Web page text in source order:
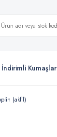
İndirimli Kumaşlar
(akfil)